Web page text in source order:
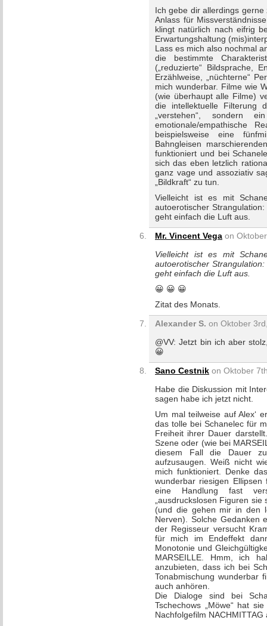
Ich gebe dir allerdings
Anlass für
klingt natürlich nach eifrig
Erwartungshaltung
Lass es mich also nochmal
die bestimmte
(„reduzierte“ Bildsprache,
Erzählweise, „nüchterne“
mich wunderbar. Filme wie
(wie überhaupt alle Filme)
die intellektuelle Filterung
„verstehen“, sondern
emotionale/empathische
beispielsweise eine
Bahngleisen
funktioniert und bei
sich das eben letzlich
ganz vage und assoziativ
„Bildkraft“ zu tun.
Vielleicht ist es mit
autoerotischer
geht einfach die Luft aus.
Mr. Vincent Vega on
Vielleicht ist es mit
autoerotischer
geht einfach die Luft aus.
😀 😀 😀
Zitat des Monats.
Alexander S. on Oktober
@VV: Jetzt bin ich aber
😀
Sano Cestnik on Oktober
Habe die Diskussion mit
sagen habe ich jetzt nicht.
Um mal teilweise auf Alex‘
das tolle bei Schanelec für
Freiheit ihrer Dauer
Szene oder (wie bei
diesem Fall die Dauer
aufzusaugen. Weiß nicht
mich funktioniert. Denke
wunderbar riesigen
eine Handlung fast
„ausdruckslosen Figuren
(und die gehen mir in den
Nerven). Solche Gedanken
der Regisseur versucht
für mich im Endeffekt
Monotonie und
MARSEILLE. Hmm, ich
anzubieten, dass ich bei
Tonabmischung wunderbar
auch anhören.
Die Dialoge sind bei
Tschechows „Möwe“ hat
Nachfolgefilm